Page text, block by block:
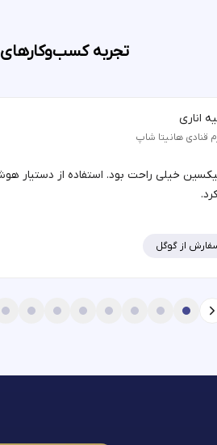
تجربه
اناری
قنادی هانیتا شاپ
خیلی راحت بود. استفاده از دستیار
از گوگل